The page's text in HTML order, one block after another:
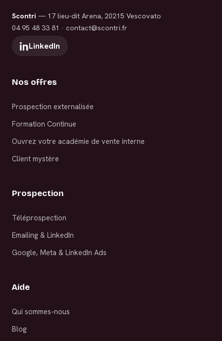
Scontri — 17 lieu-dit Arena, 20215 Vescovato
04 95 48 33 81 · contact@scontri.fr
LinkedIn
Nos offres
Prospection externalisée
Formation Continue
Ouvrez votre académie de vente interne
Client mystère
Prospection
Téléprospection
Emailing & LinkedIn
Google, Meta & LinkedIn Ads
Aide
Qui sommes-nous
Blog